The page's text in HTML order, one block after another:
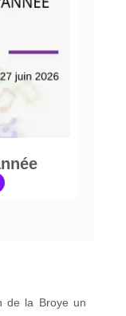
de la Broye un